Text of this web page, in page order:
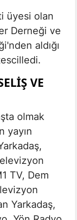
üyesi olan
Derneği ve
aldığı
VE
olmak
yayın
TV, Dem
Yarkadaş,